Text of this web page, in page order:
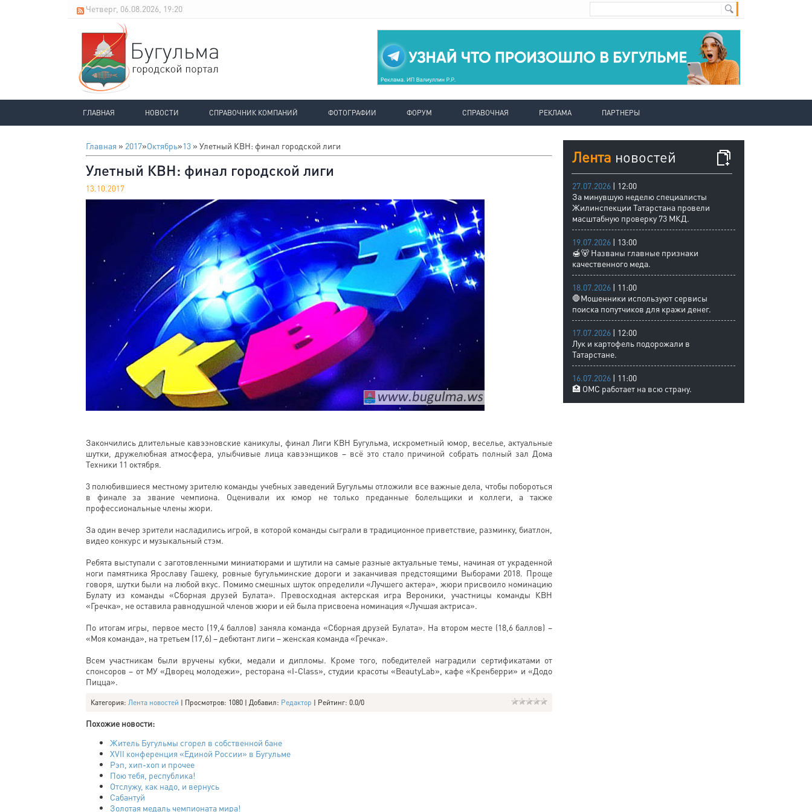
Четверг, 06.08.2026, 19:20
ГЛАВНАЯ НОВОСТИ СПРАВОЧНИК КОМПАНИЙ ФОТОГРАФИИ ФОРУМ СПРАВОЧНАЯ РЕКЛАМА ПАРТНЕРЫ
Главная » 2017»Октябрь»13 » Улетный КВН: финал городской лиги
Улетный КВН: финал городской лиги
13.10.2017
Закончились длительные кавээновские каникулы, финал Лиги КВН Бугульма, искрометный юмор, веселье, актуальные
шутки, дружелюбная атмосфера, улыбчивые лица кавээнщиков – всё это стало причиной собрать полный зал Дома
Техники 11 октября.
3 полюбившиеся местному зрителю команды учебных заведений Бугульмы отложили все важные дела, чтобы побороться
в финале за звание чемпиона. Оценивали их юмор не только преданные болельщики и коллеги, а также
профессиональные члены жюри.
За один вечер зрители насладились игрой, в которой команды сыграли в традиционное приветствие, разминку, биатлон,
видео конкурс и музыкальный стэм.
Ребята выступали с заготовленными миниатюрами и шутили на самые разные актуальные темы, начиная от украденной
ноги памятника Ярославу Гашеку, ровные бугульминские дороги и заканчивая предстоящими Выборами 2018. Проще
говоря, шутки были на любой вкус. Помимо смешных шуток определили «Лучшего актера», жюри присвоило номинацию
Булату из команды «Сборная друзей Булата». Превосходная актерская игра Вероники, участницы команды КВН
«Гречка», не оставила равнодушной членов жюри и ей была присвоена номинация «Лучшая актриса».
По итогам игры, первое место (19,4 баллов) заняла команда «Сборная друзей Булата». На втором месте (18,6 баллов) –
«Моя команда», на третьем (17,6) – дебютант лиги – женская команда «Гречка».
Всем участникам были вручены кубки, медали и дипломы. Кроме того, победителей наградили сертификатами от
спонсоров – от МУ «Дворец молодежи», ресторана «I-Class», студии красоты «BeautyLab», кафе «Кренберри» и «Додо
Пицца».
Категория: Лента новостей | Просмотров: 1080 | Добавил: Редактор | Рейтинг: 0.0/0
Похожие новости:
Житель Бугульмы сгорел в собственной бане
XVII конференция «Единой России» в Бугульме
Рэп, хип-хоп и прочее
Пою тебя, республика!
Отслужу, как надо, и вернусь
Сабантуй
Золотая медаль чемпионата мира!
Лента новостей
27.07.2026 | 12:00
За минувшую неделю специалисты
Жилинспекции Татарстана провели
масштабную проверку 73 МКД.
19.07.2026 | 13:00
🍯🐻 Названы главные признаки
качественного меда.
18.07.2026 | 11:00
🛑Мошенники используют сервисы
поиска попутчиков для кражи денег.
17.07.2026 | 12:00
Лук и картофель подорожали в
Татарстане.
16.07.2026 | 11:00
🏥 ОМС работает на всю страну.